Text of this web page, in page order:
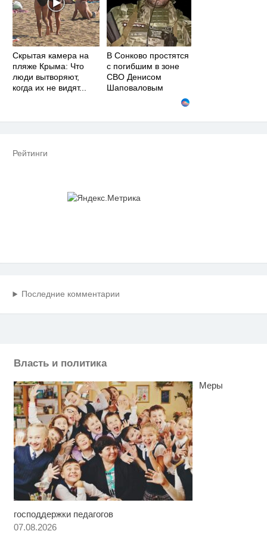
Скрытая камера на
пляже Крыма: Что
люди вытворяют,
когда их не видят...
В Сонково простятся
с погибшим в зоне
СВО Денисом
Шаповаловым
Рейтинги
Последние комментарии
Власть и политика
Меры
господдержки педагогов
07.08.2026
Взломали Telegram Собчак - вот